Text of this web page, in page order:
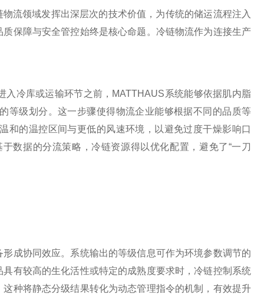
流领域发挥出深层次的技术价值，为传统的储运流程注入
保障与安全管控始终是核心命题。冷链物流作为连接生产
冷库或运输环节之前，MATTHAUS系统能够依据肌内脂
等级划分。这一步骤使得物流企业能够根据不同的品质等
和的温控区间与更低的风速环境，以避免过度干燥影响口
数据的分流策略，冷链资源得以优化配置，避免了“一刀
协同效应。系统输出的等级信息可作为环境参数调节的
有较高的生化活性或特定的成熟度要求时，冷链控制系统
种将静态分级结果转化为动态管理指令的机制，有效提升